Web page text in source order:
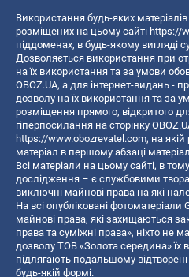
Використання будь-яких
розміщених на цьому сайті https://
піддоменах, в будь-якому вигляді
Дозволяється використання при
на їх використання та за умови
OBOZ.UA, а для інтернет-видань -
дозволу на їх використання та за
розміщення прямого, відкритого
гіперпосилання на сторінку
https://www.obozrevatel.com, на
матеріал в першому абзаці
Всі матеріали на цьому сайті, в тому
дослідження – є службовими
виключні майнові права на які
На всі опубліковані
майнові права, які захищаються
права та суміжні права», ніхто не
дозволу ТОВ «Золота середина» їх
підлягають подальшому
будь-якій формі.